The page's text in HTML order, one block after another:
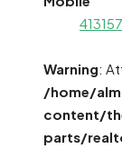
Warning:
/home/
content/
parts/